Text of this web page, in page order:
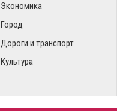
Экономика
Город
Дороги и транспорт
Культура